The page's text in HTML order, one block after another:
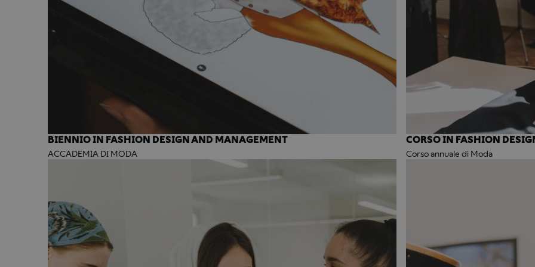
BIENNIO IN FASHION DESIGN AND MANAGEMENT
ACCADEMIA DI MODA
CORSO IN FASHION
Corso annuale di Moda